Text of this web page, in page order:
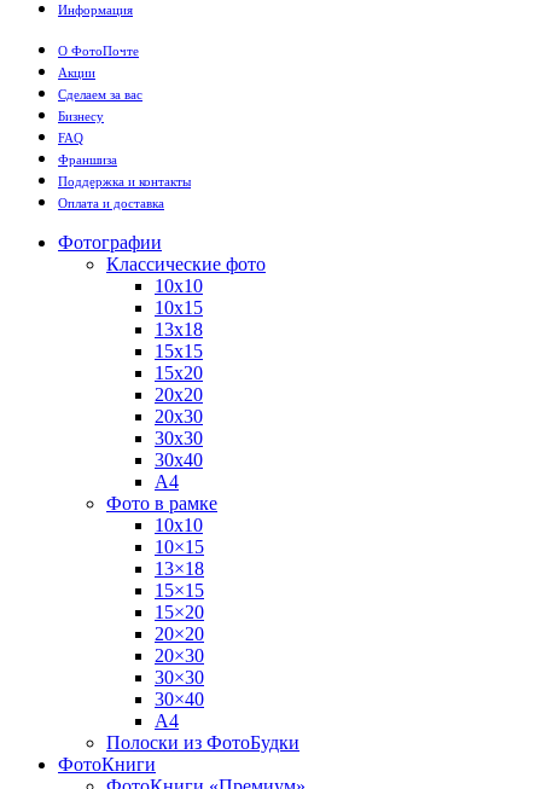
Информация
О ФотоПочте
Акции
Сделаем за вас
Бизнесу
FAQ
Франшиза
Поддержка и контакты
Оплата и доставка
Фотографии
Классические фото
10х10
10х15
13х18
15х15
15х20
20х20
20х30
30х30
30х40
А4
Фото в рамке
10х10
10×15
13×18
15×15
15×20
20×20
20×30
30×30
30×40
A4
Полоски из ФотоБудки
ФотоКниги